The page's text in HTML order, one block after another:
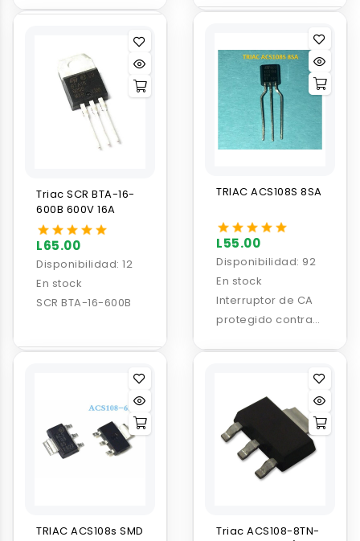
Triac SCR BTA-16-
600B 600V 16A
L65.00
Disponibilidad: 12
En stock
SCR BTA-16-600B
TRIAC ACS108S 8SA
L55.00
Disponibilidad: 92
En stock
Interruptor de CA
protegido contra
TRIAC ACS108s SMD
Triac ACS108-8TN-